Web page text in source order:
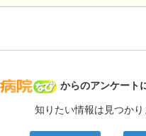
病院なび
からのアンケート
知りたい情報は見つか